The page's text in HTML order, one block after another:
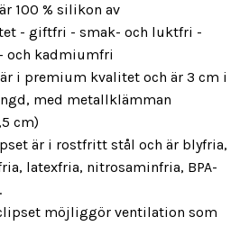
100 % silikon av
- giftfri - smak- och luktfri -
och kadmiumfri
i premium kvalitet och är 3 cm i
med metallklämman
cm)
är i rostfritt stål och är blyfria,
latexfria, nitrosaminfria, BPA-
möjliggör ventilation som